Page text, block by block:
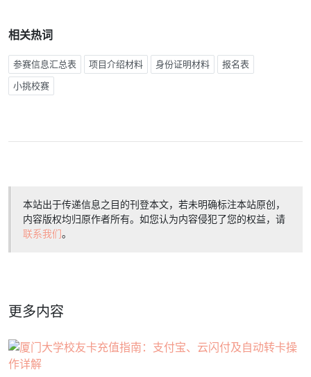
相关热词
参赛信息汇总表 项目介绍材料 身份证明材料 报名表
小挑校赛
本站出于传递信息之目的刊登本文，若未明确标注本站原创，
内容版权均归原作者所有。如您认为内容侵犯了您的权益，请
联系我们。
更多内容